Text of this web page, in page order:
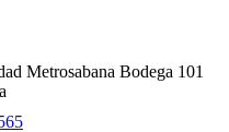
Metrosabana Bodega 101